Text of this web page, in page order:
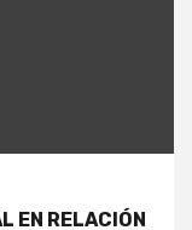
EN RELACIÓN